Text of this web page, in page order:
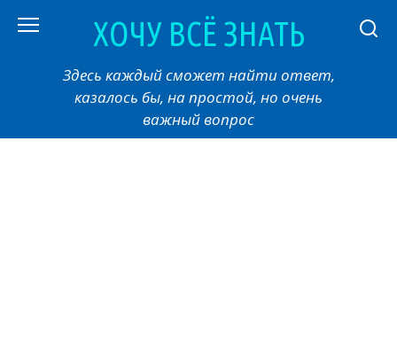
ХОЧУ ВСЁ ЗНАТЬ
Здесь каждый сможет найти ответ,
казалось бы, на простой, но очень
важный вопрос